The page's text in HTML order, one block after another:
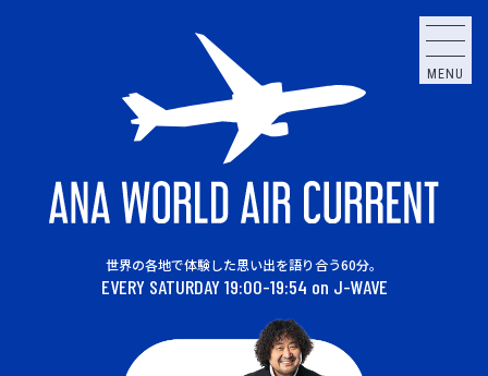
MENU
世界の各地で体験した思い出を語り合う60分。
EVERY SATURDAY 19:00-19:54 on J-WAVE